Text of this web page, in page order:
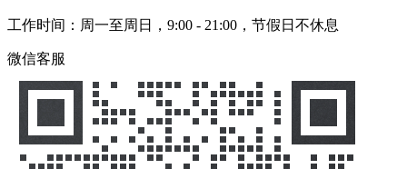
工作时间：周一至周日，9:00 - 21:00，节假日不休息
微信客服